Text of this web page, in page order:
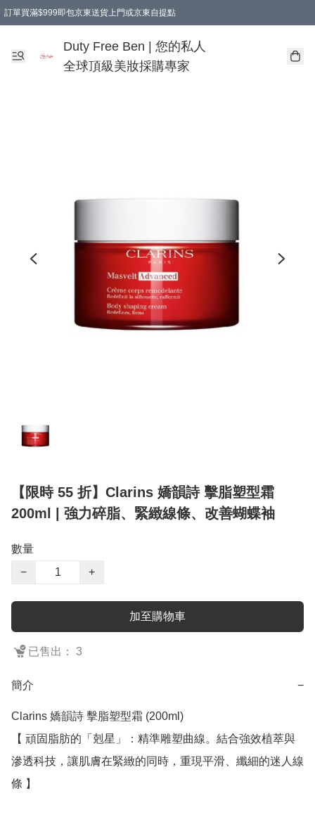
訂單買滿$999即包京東送貨上門或京東自提點
Duty Free Ben | 您的私人
全球頂級美妝採購專家
【限時 55 折】Clarins 嬌韻詩 擊脂塑型霜
200ml | 強力碎脂、緊緻線條、改善蝴蝶袖
數量
−
+
加至購物車
已售出： 3
簡介 −
Clarins 嬌韻詩 擊脂塑型霜 (200ml)
【 頑固脂肪的「剋星」：精準雕塑曲線。結合強效植萃與
滲透科技，讓肌膚在緊緻的同時，重現平滑、纖細的迷人線
條 】